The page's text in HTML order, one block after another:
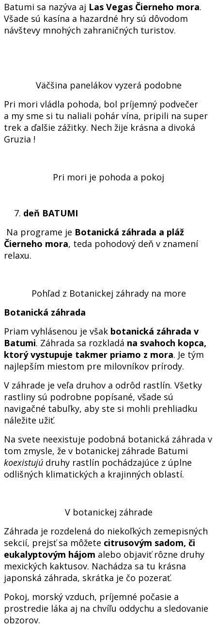
Batumi sa nazýva aj Las Vegas Čierneho mora.
Všade sú kasína a hazardné hry sú dôvodom
návštevy mnohých zahraničných turistov.
Väčšina panelákov vyzerá podobne
Pri mori vládla pohoda, bol príjemný podvečer
a my sme si tu naliali pohár vína, pripili na super
trek a ďalšie zážitky. Nech žije krásna a divoká
Gruzia !
Pri mori je pohoda a pokoj
deň BATUMI
Na programe je Botanická záhrada a pláž
Čierneho mora, teda pohodový deň v znamení
relaxu.
Pohľad z Botanickej záhrady na more
Botanická záhrada
Priam vyhlásenou je však botanická záhrada v
Batumi. Záhrada sa rozkladá na svahoch kopca,
ktorý vystupuje takmer priamo z mora. Je tým
najlepším miestom pre milovníkov prírody.
V záhrade je veľa druhov a odrôd rastlín. Všetky
rastliny sú podrobne popísané, všade sú
navigačné tabuľky, aby ste si mohli prehliadku
náležite užiť.
Na svete neexistuje podobná botanická záhrada v
tom zmysle, že v botanickej záhrade Batumi
koexistujú druhy rastlín pochádzajúce z úplne
odlišných klimatických a krajinných oblastí.
V botanickej záhrade
Záhrada je rozdelená do niekoľkých zemepisných
sekcií, prejsť sa môžete citrusovým sadom, či
eukalyptovým hájom alebo objaviť rôzne druhy
mexických kaktusov. Nachádza sa tu krásna
japonská záhrada, skrátka je čo pozerať.
Pokoj, morský vzduch, príjemné počasie a
prostredie láka aj na chvíľu oddychu a sledovanie
obzorov.